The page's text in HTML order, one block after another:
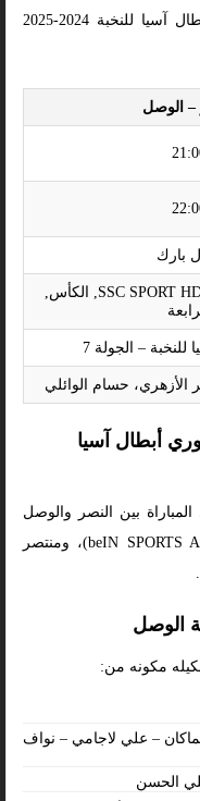
موعد مباراة النصر والوصل في دوري أبطال آسيا للنخبة 2024-2025
– الوصل
بارك
SSC SPORT HD, beIN SPORTS AFC, الكأس,
– الجولة 7
الأزهري، حسام الوائلي
أبطال آسيا
بين النصر والوصل
للمعلقين المتميزين: عامر الخوذيري (beIN SPORTS AFC)، ومنتصر
الوصل
مكونه من:
– علي لاجامي – نواف
الحسن